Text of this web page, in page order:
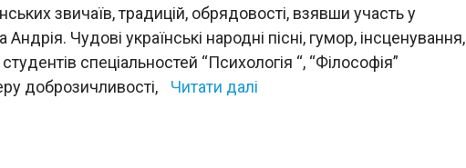
звичаїв, традицій, обрядовості, взявши участь у
Чудові українські народні пісні, гумор, інсценування,
спеціальностей “Психологія “, “Філософія”
доброзичливості,
Читати далі